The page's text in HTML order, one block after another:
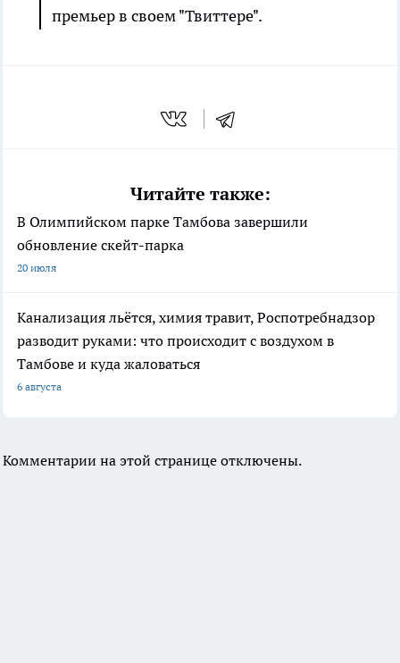
премьер в своем "Твиттере".
Читайте также:
В Олимпийском парке Тамбова завершили
обновление скейт-парка
20 июля
Канализация льётся, химия травит, Роспотребнадзор
разводит руками: что происходит с воздухом в
Тамбове и куда жаловаться
6 августа
Комментарии на этой странице отключены.